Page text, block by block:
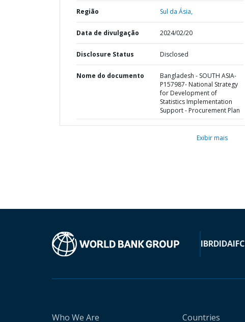
Região Sul da Ásia,
Data de divulgação 2024/02/20
Disclosure Status Disclosed
Nome do documento
Bangladesh - SOUTH ASIA-
P157987- National Strategy
for Development of
Statistics Implementation
Support - Procurement Plan
Exibir mais
IBRDIDAIFC
Who We Are Countries